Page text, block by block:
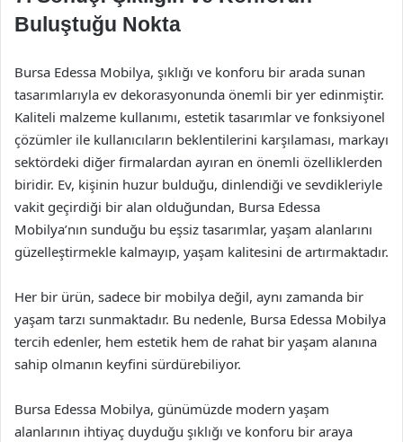
Buluştuğu Nokta
Bursa Edessa Mobilya, şıklığı ve konforu bir arada sunan
tasarımlarıyla ev dekorasyonunda önemli bir yer edinmiştir.
Kaliteli malzeme kullanımı, estetik tasarımlar ve fonksiyonel
çözümler ile kullanıcıların beklentilerini karşılaması, markayı
sektördeki diğer firmalardan ayıran en önemli özelliklerden
biridir. Ev, kişinin huzur bulduğu, dinlendiği ve sevdikleriyle
vakit geçirdiği bir alan olduğundan, Bursa Edessa
Mobilya’nın sunduğu bu eşsiz tasarımlar, yaşam alanlarını
güzelleştirmekle kalmayıp, yaşam kalitesini de artırmaktadır.
Her bir ürün, sadece bir mobilya değil, aynı zamanda bir
yaşam tarzı sunmaktadır. Bu nedenle, Bursa Edessa Mobilya
tercih edenler, hem estetik hem de rahat bir yaşam alanına
sahip olmanın keyfini sürdürebiliyor.
Bursa Edessa Mobilya, günümüzde modern yaşam
alanlarının ihtiyaç duyduğu şıklığı ve konforu bir araya